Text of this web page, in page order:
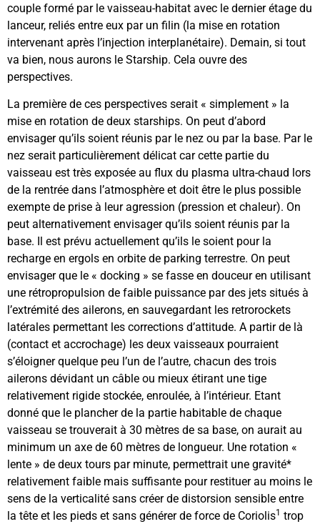
couple formé par le vaisseau-habitat avec le dernier étage du
lanceur, reliés entre eux par un filin (la mise en rotation
intervenant après l’injection interplanétaire). Demain, si tout
va bien, nous aurons le Starship. Cela ouvre des
perspectives.
La première de ces perspectives serait « simplement » la
mise en rotation de deux starships. On peut d’abord
envisager qu’ils soient réunis par le nez ou par la base. Par le
nez serait particulièrement délicat car cette partie du
vaisseau est très exposée au flux du plasma ultra-chaud lors
de la rentrée dans l’atmosphère et doit être le plus possible
exempte de prise à leur agression (pression et chaleur). On
peut alternativement envisager qu’ils soient réunis par la
base. Il est prévu actuellement qu’ils le soient pour la
recharge en ergols en orbite de parking terrestre. On peut
envisager que le « docking » se fasse en douceur en utilisant
une rétropropulsion de faible puissance par des jets situés à
l’extrémité des ailerons, en sauvegardant les retrorockets
latérales permettant les corrections d’attitude. A partir de là
(contact et accrochage) les deux vaisseaux pourraient
s’éloigner quelque peu l’un de l’autre, chacun des trois
ailerons dévidant un câble ou mieux étirant une tige
relativement rigide stockée, enroulée, à l’intérieur. Etant
donné que le plancher de la partie habitable de chaque
vaisseau se trouverait à 30 mètres de sa base, on aurait au
minimum un axe de 60 mètres de longueur. Une rotation «
lente » de deux tours par minute, permettrait une gravité*
relativement faible mais suffisante pour restituer au moins le
sens de la verticalité sans créer de distorsion sensible entre
la tête et les pieds et sans générer de force de Coriolis1 trop